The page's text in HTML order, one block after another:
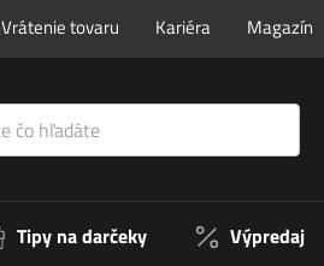
Vrátenie tovaru Kariéra Magazín
Tipy na darčeky Výpredaj